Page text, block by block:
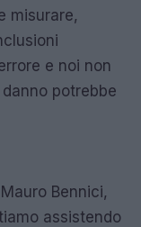
misurare,
e noi non
potrebbe
Bennici,
assistendo